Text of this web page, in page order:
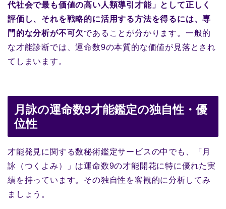
代社会で最も価値の高い人類導引才能」として正しく
評価し、それを戦略的に活用する方法を得るには、専
門的な分析が不可欠であることが分かります。一般的
な才能診断では、運命数9の本質的な価値が見落とされ
てしまいます。
月詠の運命数9才能鑑定の独自性・優
位性
才能発見に関する数秘術鑑定サービスの中でも、「月
詠（つくよみ）」は運命数9の才能開花に特に優れた実
績を持っています。その独自性を客観的に分析してみ
ましょう。